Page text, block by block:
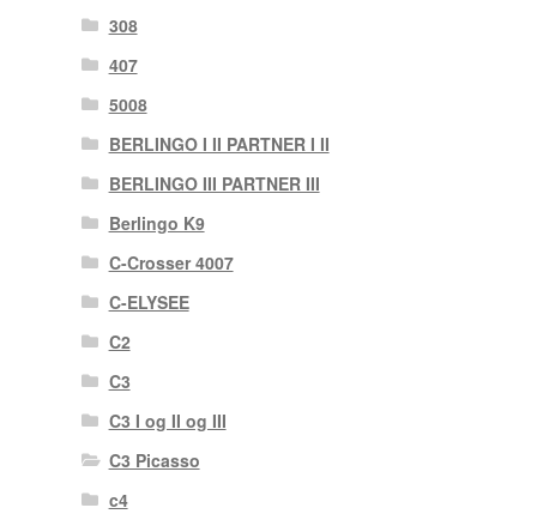
308
407
5008
BERLINGO I II PARTNER I II
BERLINGO III PARTNER III
Berlingo K9
C-Crosser 4007
C-ELYSEE
C2
C3
C3 I og II og III
C3 Picasso
c4